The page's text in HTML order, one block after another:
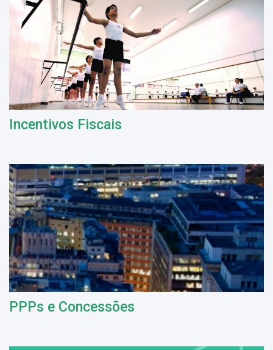
Incentivos Fiscais
PPPs e Concessões